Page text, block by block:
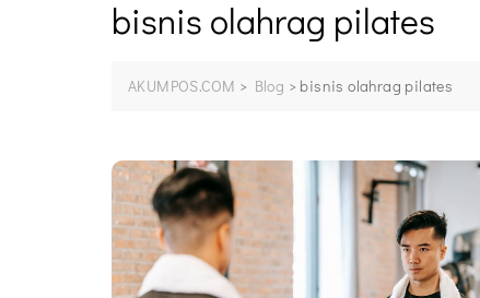
bisnis olahrag pilates
AKUMPOS.COM > Blog > bisnis olahrag pilates